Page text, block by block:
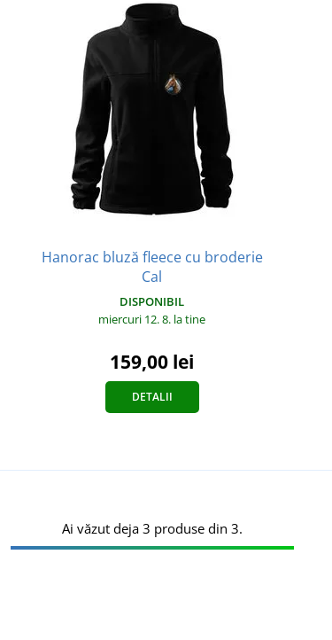
Hanorac bluză fleece cu broderie
Cal
DISPONIBIL
miercuri 12. 8. la tine
159,00 lei
DETALII
Ai văzut deja 3 produse din 3.